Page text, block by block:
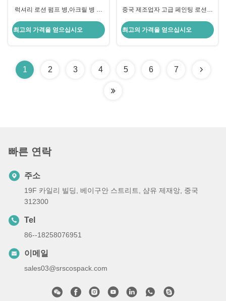
럭셔리 로션 펌프 병,아크릴 병 제
최고의 가격을 얻으십시오
중국 제조업자 고급 페인팅 로션에
최고의 가격을 얻으십시오
1 2 3 4 5 6 7
빠른 연락
주소
19F 카일리 빌딩, 베이구안 스트리트, 샴유 제재앙, 중국
312300
Tel
86--18258076951
이메일
sales03@srscospack.com